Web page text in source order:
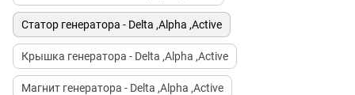
Статор генератора - Delta ,Alpha ,Active
Крышка генератора - Delta ,Alpha ,Active
Магнит генератора - Delta ,Alpha ,Active